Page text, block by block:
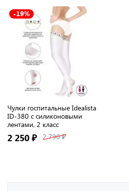
-19%
Чулки госпитальные Idealista
ID-380 с силиконовыми
лентами, 2 класс
2 250 ₽ 2 790 ₽